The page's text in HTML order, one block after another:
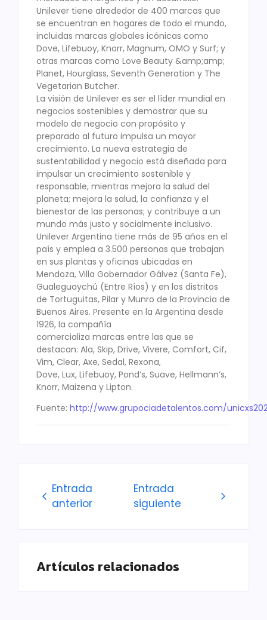
Unilever tiene alrededor de 400 marcas que
se encuentran en hogares de todo el mundo,
incluidas marcas globales icónicas como
Dove, Lifebuoy, Knorr, Magnum, OMO y Surf; y
otras marcas como Love Beauty &amp;amp;
Planet, Hourglass, Seventh Generation y The
Vegetarian Butcher.
La visión de Unilever es ser el líder mundial en
negocios sostenibles y demostrar que su
modelo de negocio con propósito y
preparado al futuro impulsa un mayor
crecimiento. La nueva estrategia de
sustentabilidad y negocio está diseñada para
impulsar un crecimiento sostenible y
responsable, mientras mejora la salud del
planeta; mejora la salud, la confianza y el
bienestar de las personas; y contribuye a un
mundo más justo y socialmente inclusivo.
Unilever Argentina tiene más de 95 años en el
país y emplea a 3.500 personas que trabajan
en sus plantas y oficinas ubicadas en
Mendoza, Villa Gobernador Gálvez (Santa Fe),
Gualeguaychú (Entre Ríos) y en los distritos
de Tortuguitas, Pilar y Munro de la Provincia de
Buenos Aires. Presente en la Argentina desde
1926, la compañía
comercializa marcas entre las que se
destacan: Ala, Skip, Drive, Vivere, Comfort, Cif,
Vim, Clear, Axe, Sedal, Rexona,
Dove, Lux, Lifebuoy, Pond’s, Suave, Hellmann’s,
Knorr, Maizena y Lipton.
Fuente: http://www.grupociadetalentos.com/
Entrada
anterior
Entrada
siguiente
Artículos relacionados